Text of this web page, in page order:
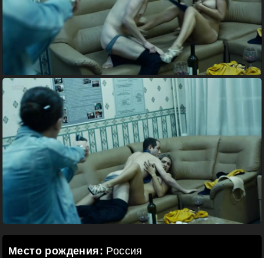
Место рождения: Россия